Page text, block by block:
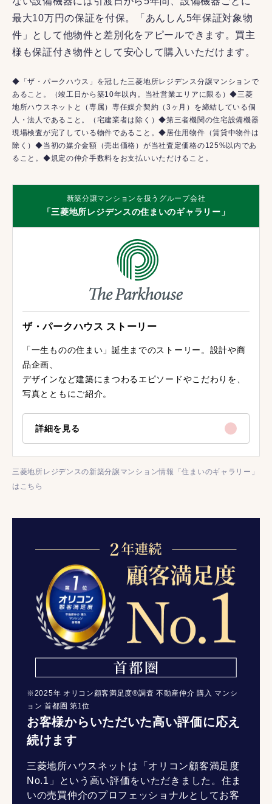
最大10万円の保証を付保。「あんしん5年保証対象物
件」として他物件と差別化をアピールできます。買主
様も保証付き物件として安心して購入いただけます。
◆「ザ・パークハウス」を冠した三菱地所レジデンス分譲マンションで
あること。（竣工日から築10年以内。当社営業エリアに限る）◆三菱
地所ハウスネットと（専属）専任媒介契約（3ヶ月）を締結している個
人・法人であること。（宅建業者は除く）◆第三者機関の住宅設備機器
現場検査が完了している物件であること。◆居住用物件（賃貸中物件は
除く）◆当初の媒介金額（売出価格）が当社査定価格の125%以内であ
ること。◆規定の仲介手数料をお支払いいただけること。
新築分譲マンションを扱うグループ会社
「三菱地所レジデンスの住まいのギャラリー」
ザ・パークハウス ストーリー
「一生ものの住まい」誕生までのストーリー。設計や商
品企画、
デザインなど建築にまつわるエピソードやこだわりを、
写真とともにご紹介。
詳細を見る
三菱地所レジデンスの新築分譲マンション情報「住まいのギャラリー」
はこちら
お客様からいただいた高い評価に応え
続けます
三菱地所ハウスネットは「オリコン顧客満足度
No.1」という高い評価をいただきました。住ま
いの売買仲介のプロフェッショナルとしてお客
※2025年 オリコン顧客満足度®調査 不動産仲介 購入 マンシ
ョン 首都圏 第1位